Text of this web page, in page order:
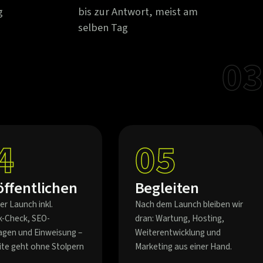
bis zur Antwort, meist am
selben Tag
03
Launch inkl.
Check, SEO-
und Einweisung –
geht ohne Stolpern
05
Begleiten
Nach dem Launch bleiben wir
dran: Wartung, Hosting,
Weiterentwicklung und
Marketing aus einer Hand.